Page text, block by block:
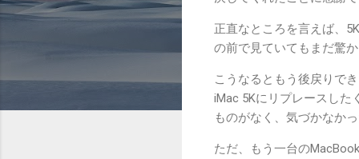
正直なところを言えば、
の前で見ていてもまだ驚か
こうなるともう後戻りで
iMac 5Kにリプレースした
ものがなく、気づかなか
ただ、もう一台の